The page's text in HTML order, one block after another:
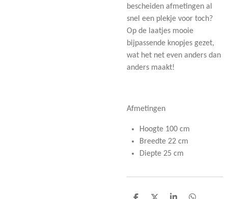
bescheiden afmetingen al
snel een plekje voor toch?
Op de laatjes mooie
bijpassende knopjes gezet,
wat het net even anders dan
anders maakt!
Afmetingen
Hoogte 100 cm
Breedte 22 cm
Diepte 25 cm